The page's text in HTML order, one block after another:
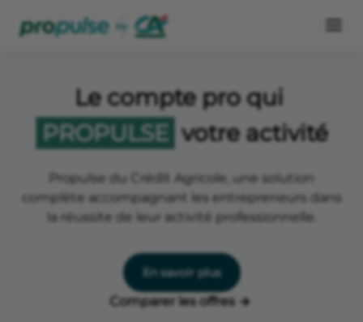
Le compte pro qui
PROPULSE votre activité
Propulse du Crédit Agricole, une solution
complète accompagnant les entrepreneurs dans
la réussite de leur activité professionnelle.
En savoir plus
Comparer les offres